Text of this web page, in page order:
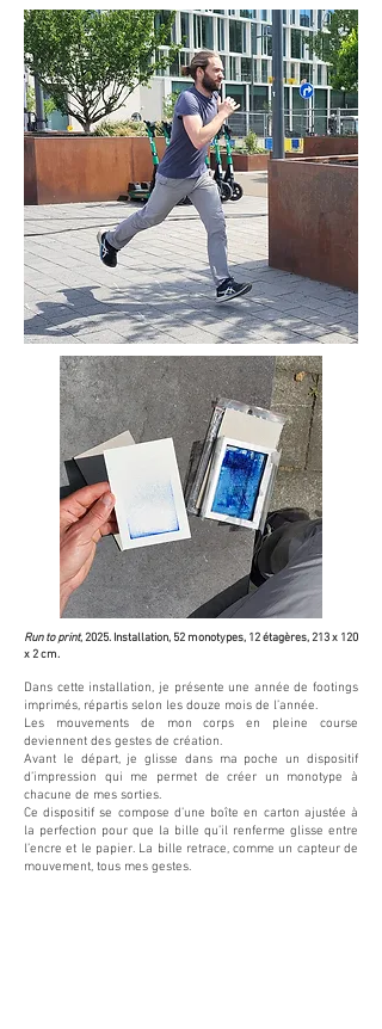
Run to print, 2025. Installation, 52 monotypes, 12 étagères, 213 x 120
x 2 cm.
Dans cette installation, je présente une année de footings
imprimés, répartis selon les douze mois de l’année.
​Les mouvements de mon corps en pleine course
deviennent des gestes de création.
Avant le départ, je glisse dans ma poche un dispositif
d’impression qui me permet de créer un monotype à
chacune de mes sorties.
Ce dispositif se compose d’une boîte en carton ajustée à
la perfection pour que la bille qu’il renferme glisse entre
l’encre et le papier. La bille retrace, comme un capteur de
mouvement, tous mes gestes.